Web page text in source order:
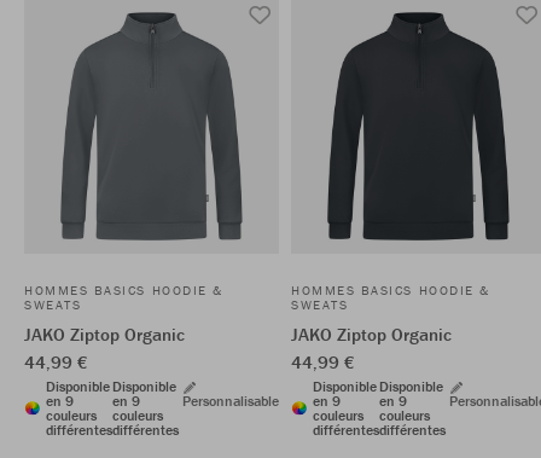
HOMMES BASICS HOODIE &
SWEATS
JAKO Ziptop Organic
44,99 €
Disponible
en 9
couleurs
différentes
Disponible
en 9
couleurs
différentes
Personnalisable
HOMMES BASICS HOODIE &
SWEATS
JAKO Ziptop Organic
44,99 €
Disponible
en 9
couleurs
différentes
Disponible
en 9
couleurs
différentes